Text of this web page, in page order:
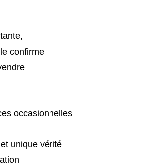
confirme
occasionnelles
unique vérité